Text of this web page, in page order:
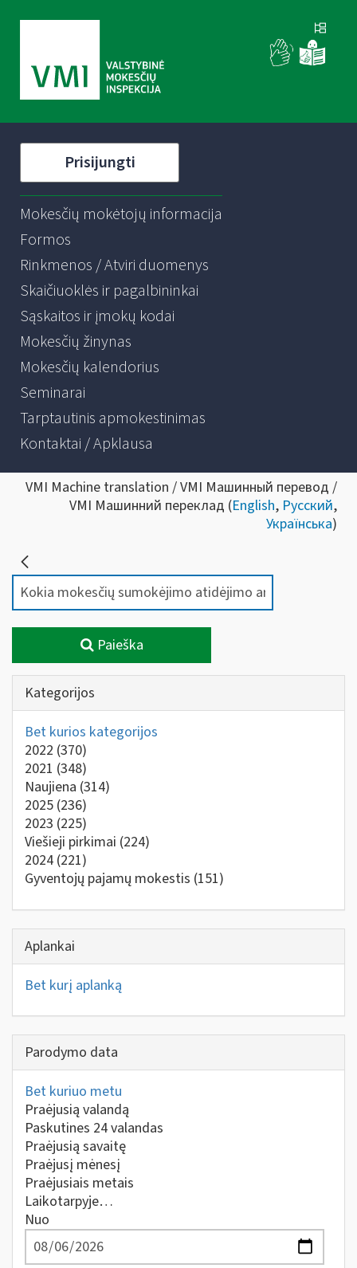
Prisijungti
Mokesčių mokėtojų informacija
Formos
Rinkmenos / Atviri duomenys
Skaičiuoklės ir pagalbininkai
Sąskaitos ir įmokų kodai
Mokesčių žinynas
Mokesčių kalendorius
Seminarai
Tarptautinis apmokestinimas
Kontaktai / Apklausa
VMI Machine translation / VMI Машинный перевод /
VMI Машинний переклад (English, Русский,
Українська)
Paieška
Kategorijos
Bet kurios kategorijos
2022 (370)
2021 (348)
Naujiena (314)
2025 (236)
2023 (225)
Viešieji pirkimai (224)
2024 (221)
Gyventojų pajamų mokestis (151)
Aplankai
Bet kurį aplanką
Parodymo data
Bet kuriuo metu
Praėjusią valandą
Paskutines 24 valandas
Praėjusią savaitę
Praėjusį mėnesį
Praėjusiais metais
Laikotarpyje…
Nuo